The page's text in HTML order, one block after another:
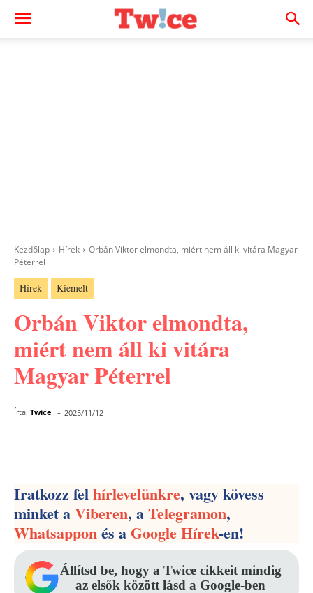
Kezdőlap Hírek
Orbán Viktor elmondta, miért nem áll ki vitára Magyar
Péterrel
Hírek Kiemelt
Orbán Viktor elmondta,
miért nem áll ki vitára
Magyar Péterrel
Írta: Twice - 2025/11/12
Iratkozz felhírlevelünkre, vagy kövess
minket aViberen, aTelegramon,
Whatsapponés aGoogle Hírek-en!
Állítsd be, hogy a Twice cikkeit mindig
az elsők között lásd a Google-ben